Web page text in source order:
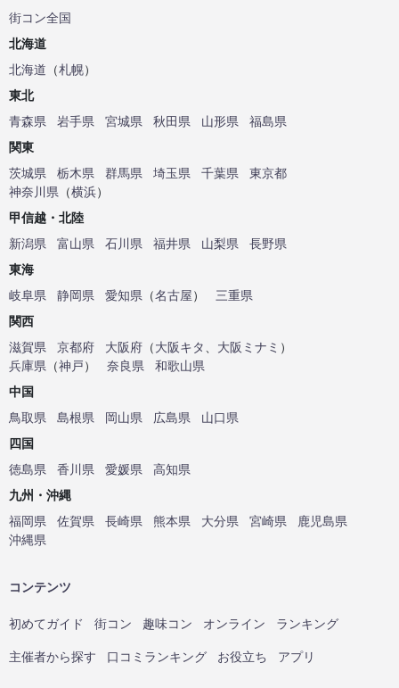
街コン全国
北海道
北海道 （札幌）
東北
青森県
岩手県 宮城県 秋田県 山形県
福島県
関東
茨城県
栃木県 群馬県 埼玉県 千葉県
東京都
神奈川県 （横浜）
甲信越・北陸
新潟県
富山県 石川県 福井県 山梨県
長野県
東海
岐阜県
静岡県 愛知県 （名古屋）
三重県
関西
滋賀県
京都府 大阪府 （大阪キタ 大阪ミナミ ）
兵庫県 （神戸） 奈良県
和歌山県
中国
鳥取県
島根県 岡山県 広島県
山口県
四国
徳島県
香川県 愛媛県
高知県
九州・沖縄
福岡県
佐賀県 長崎県 熊本県 大分県 宮崎県
鹿児島県
沖縄県
コンテンツ
初めてガイド 街コン 趣味コン オンライン ランキング
主催者から探す 口コミランキング お役立ち アプリ